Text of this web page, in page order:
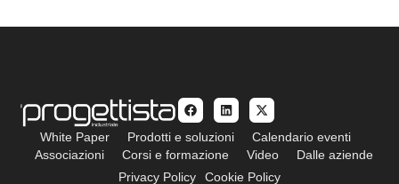
White Paper Prodotti e soluzioni
Calendario eventi
Associazioni
Corsi e formazione Video
Dalle aziende
Privacy Policy
Cookie Policy